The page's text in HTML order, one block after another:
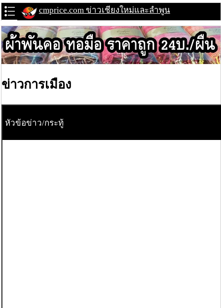
cmprice.com ข่าวเชียงใหม่และลำพูน
ข่าวการเมือง
หัวข้อข่าว/กระทู้